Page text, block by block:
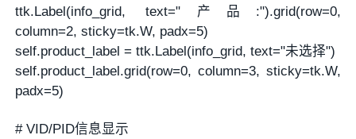
ttk.Label(info_grid, text="产品:").grid(row=0,
column=2, sticky=tk.W, padx=5)
self.product_label = ttk.Label(info_grid, text="未选择")
self.product_label.grid(row=0, column=3, sticky=tk.W,
padx=5)
# VID/PID信息显示